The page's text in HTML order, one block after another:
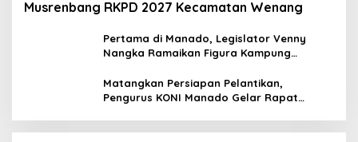
Musrenbang RKPD 2027 Kecamatan Wenang
Pertama di Manado, Legislator Venny
Nangka Ramaikan Figura Kampung
Matangkan Persiapan Pelantikan,
Pengurus KONI Manado Gelar Rapat